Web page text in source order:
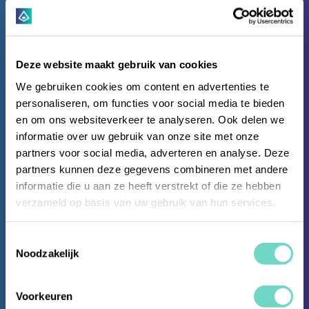
Deze website maakt gebruik van cookies
We gebruiken cookies om content en advertenties te
personaliseren, om functies voor social media te bieden
en om ons websiteverkeer te analyseren. Ook delen we
informatie over uw gebruik van onze site met onze
partners voor social media, adverteren en analyse. Deze
partners kunnen deze gegevens combineren met andere
informatie die u aan ze heeft verstrekt of die ze hebben
verzameld op basis van uw gebruik van hun services.
Noodzakelijk
Voorkeuren